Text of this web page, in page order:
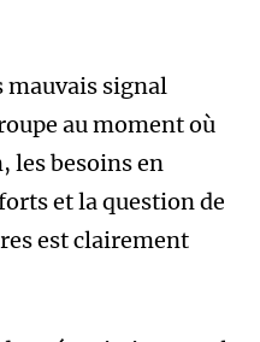
mauvais signal
au moment où
les besoins en
et la question de
est clairement